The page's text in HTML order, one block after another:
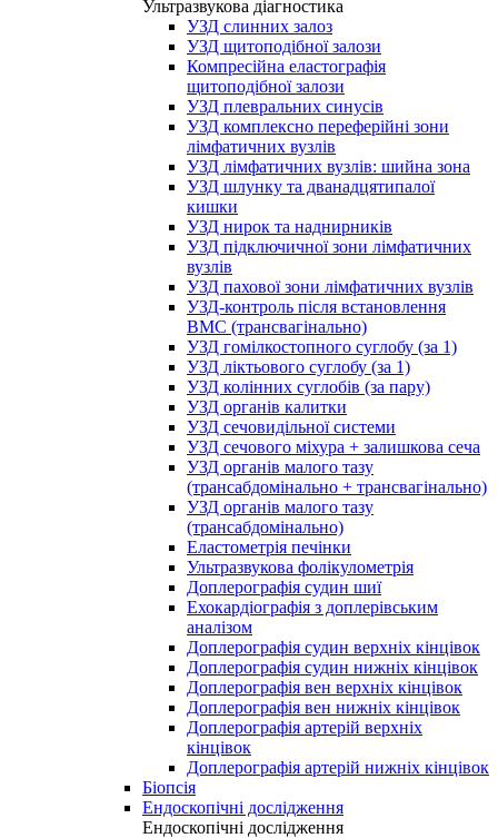
Ультразвукова діагностика
УЗД слинних залоз
УЗД щитоподібної залози
Компресійна еластографія
щитоподібної залози
УЗД плевральних синусів
УЗД комплексно переферійні зони
лімфатичних вузлів
УЗД лімфатичних вузлів: шийна зона
УЗД шлунку та дванадцятипалої
кишки
УЗД нирок та наднирників
УЗД підключичної зони лімфатичних
вузлів
УЗД пахової зони лімфатичних вузлів
УЗД-контроль після встановлення
ВМС (трансвагінально)
УЗД гомілкостопного суглобу (за 1)
УЗД ліктьового суглобу (за 1)
УЗД колінних суглобів (за пару)
УЗД органів калитки
УЗД сечовидільної системи
УЗД сечового міхура + залишкова сеча
УЗД органів малого тазу
(трансабдомінально + трансвагінально)
УЗД органів малого тазу
(трансабдомінально)
Еластометрія печінки
Ультразвукова фолікулометрія
Доплерографія судин шиї
Ехокардіографія з доплерівським
аналізом
Доплерографія судин верхніх кінцівок
Доплерографія судин нижніх кінцівок
Доплерографія вен верхніх кінцівок
Доплерографія вен нижніх кінцівок
Доплерографія артерій верхніх
кінцівок
Доплерографія артерій нижніх кінцівок
Біопсія
Ендоскопічні дослідження
Ендоскопічні дослідження